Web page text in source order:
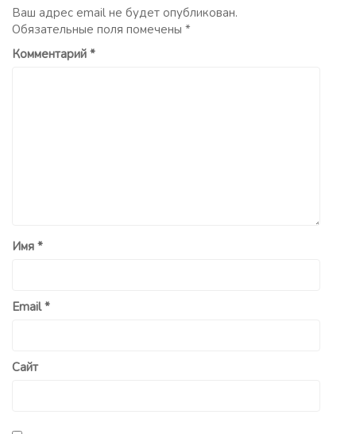
Ваш адрес email не будет опубликован.
Обязательные поля помечены *
Комментарий *
Имя *
Email*
Сайт